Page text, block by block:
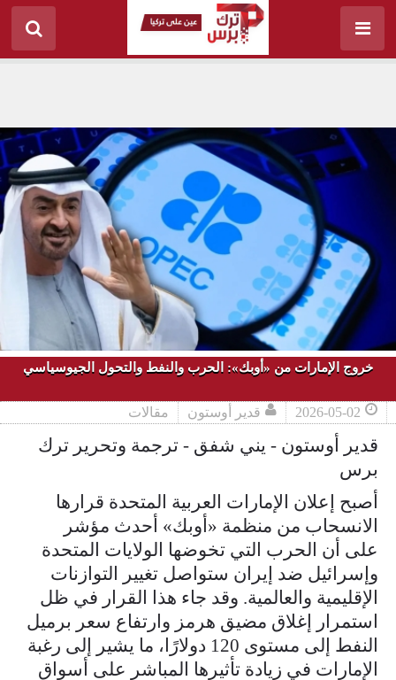
خروج الإمارات من «أوبك»: الحرب والنفط والتحول الجيوسياسي
2026-05-02 قدير أوستون مقالات
قدير أوستون - يني شفق - ترجمة وتحرير ترك
برس
أصبح إعلان الإمارات العربية المتحدة قرارها
الانسحاب من منظمة «أوبك» أحدث مؤشر
على أن الحرب التي تخوضها الولايات المتحدة
وإسرائيل ضد إيران ستواصل تغيير التوازنات
الإقليمية والعالمية. وقد جاء هذا القرار في ظل
استمرار إغلاق مضيق هرمز وارتفاع سعر برميل
النفط إلى مستوى 120 دولارًا، ما يشير إلى رغبة
الإمارات في زيادة تأثيرها المباشر على أسواق